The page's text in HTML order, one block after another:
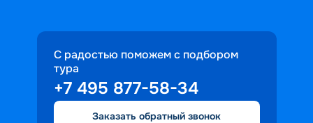
С радостью поможем с подбором
тура
+7 495 877-58-34
Заказать обратный звонок